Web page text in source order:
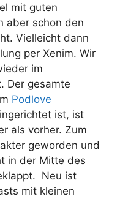
mit guten
aber schon den
Vielleicht dann
per Xenim. Wir
im
Der gesamte
Podlove
ist, ist
als vorher. Zum
geworden und
in der Mitte des
Neu ist
mit kleinen